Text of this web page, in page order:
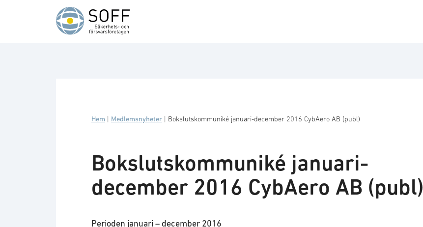
Hoppa till innehåll
Hem Medlemsnyheter Bokslutskommuniké januari-december 2016 CybAero AB (publ)
Bokslutskommuniké januari-
december 2016 CybAero AB (publ)
Perioden januari – december 2016